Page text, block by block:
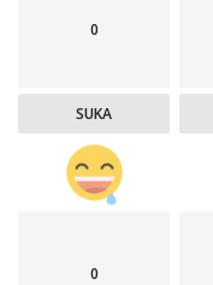
0
SUKA
0